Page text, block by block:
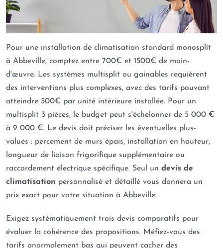
Pour une installation de climatisation standard monosplit
à Abbeville, comptez entre 700€ et 1500€ de main-
d'œuvre. Les systèmes multisplit ou gainables requièrent
des interventions plus complexes, avec des tarifs pouvant
atteindre 500€ par unité intérieure installée. Pour un
multisplit 3 pièces, le budget peut s'échelonner de 5 000 €
à 9 000 €. Le devis doit préciser les éventuelles plus-
values : percement de murs épais, installation en hauteur,
longueur de liaison frigorifique supplémentaire ou
raccordement électrique spécifique. Seul un devis de
climatisation personnalisé et détaillé vous donnera un
prix exact pour votre situation à Abbeville.
Exigez systématiquement trois devis comparatifs pour
évaluer la cohérence des propositions. Méfiez-vous des
tarifs anormalement bas qui peuvent cacher des